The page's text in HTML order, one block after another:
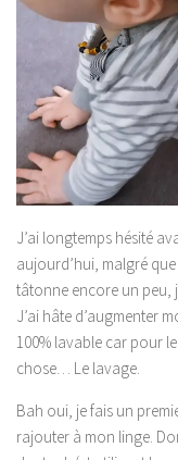
J’ai longtemps hésité
aujourd’hui, malgré
tâtonne encore un peu,
J’ai hâte d’augmenter
100% lavable car pour
chose… Le lavage.
Bah oui, je fais un
rajouter à mon linge.